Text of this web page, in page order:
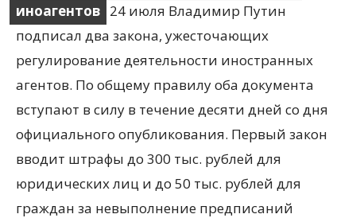
иноагентов 24 июля Владимир Путин
подписал два закона, ужесточающих
регулирование деятельности иностранных
агентов. По общему правилу оба документа
вступают в силу в течение десяти дней со дня
официального опубликования. Первый закон
вводит штрафы до 300 тыс. рублей для
юридических лиц и до 50 тыс. рублей для
граждан за невыполнение предписаний